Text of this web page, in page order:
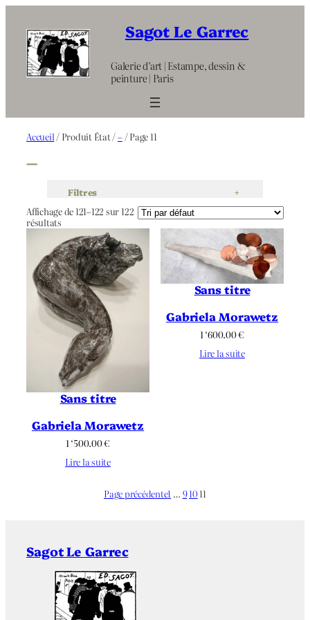
contenu
Sagot Le Garrec
Galerie d’art | Estampe, dessin &
peinture | Paris
Accueil / Produit État /–/ Page 11
–
Filtres +
Affichage de 121–122 sur 122
résultats
Sans titre
Gabriela Morawetz
1 ‘500.00€
Lire la suite
Sans titre
Gabriela Morawetz
1 ‘600.00€
Lire la suite
Page précédente1 … 91011
Sagot Le Garrec